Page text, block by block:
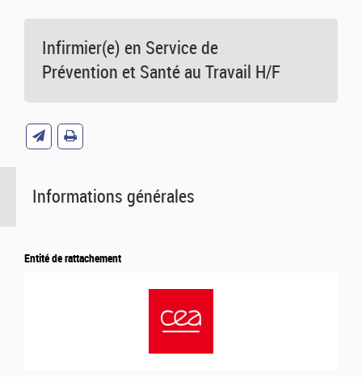
Infirmier(e) en Service de
Prévention et Santé au Travail H/F
Informations générales
Entité de rattachement